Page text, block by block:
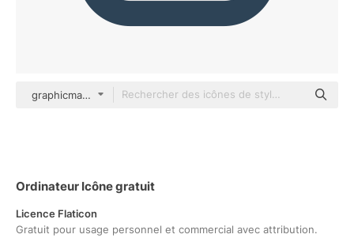
graphicmall color lineal-color
Ordinateur Icône gratuit
Licence Flaticon
Gratuit pour usage personnel et commercial avec attribution.